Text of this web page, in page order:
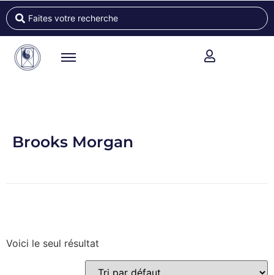
Brooks Morgan
Voici le seul résultat